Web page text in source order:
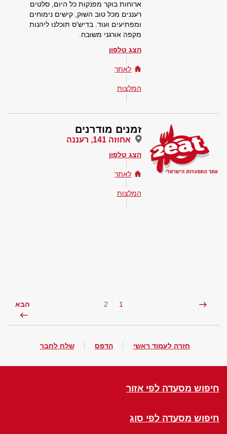
ארוחות בוקר מפנקות כל היום, סלטים
רעננים מכל טוב השוק, קישים נימוחים
ומפתיעים ועוד. בדיש'ס תוכלנו ליהנות
מקפה אורגני משובח.
הצג טלפון
לאתר
המלצות
זמנים מודרנים
אחוזה 141, רעננה
הצג טלפון
לאתר
המלצות
1
2 הבא
חזרה לעמוד ראשי הדפס שלח לחבר
חיפוש מסעדה לפי אזור
חיפוש מסעדה לפי סוג